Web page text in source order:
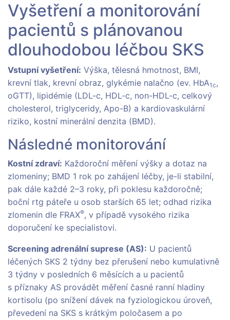
Vyšetření a monitorování
pacientů s plánovanou
dlouhodobou léčbou SKS
Vstupní vyšetření: Výška, tělesná hmotnost, BMI,
krevní tlak, krevní obraz, glykémie nalačno (ev. HbA1c,
oGTT), lipidémie (LDL-c, HDL-c, non-HDL-c, celkový
cholesterol, triglyceridy, Apo-B) a kardiovaskulární
riziko, kostní minerální denzita (BMD).
Následné monitorování
Kostní zdraví: Každoroční měření výšky a dotaz na
zlomeniny; BMD 1 rok po zahájení léčby, je-li stabilní,
pak dále každé 2–3 roky, při poklesu každoročně;
boční rtg páteře u osob starších 65 let; odhad rizika
zlomenin dle FRAX®, v případě vysokého rizika
doporučení ke specialistovi.
Screening adrenální suprese (AS): U pacientů
léčených SKS 2 týdny bez přerušení nebo kumulativně
3 týdny v posledních 6 měsících a u pacientů
s příznaky AS provádět měření časné ranní hladiny
kortisolu (po snížení dávek na fyziologickou úroveň,
převedení na SKS s krátkým poločasem a po